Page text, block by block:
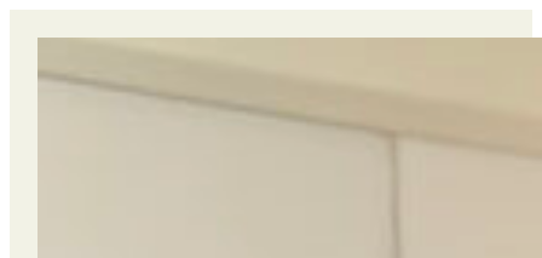
innhold